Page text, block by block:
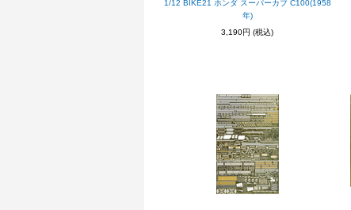
1/12 BIKE21 ホンダ スーパーカブ C100(1958
年)
3,190円 (税込)